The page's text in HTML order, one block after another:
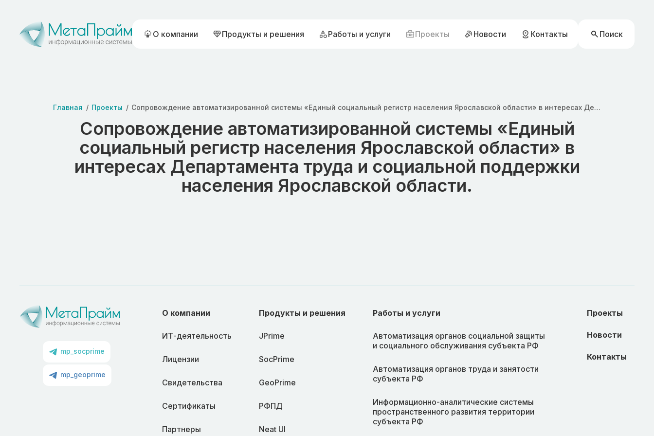
О компании Продукты и решения Работы и услуги Проекты Новости Контакты Поиск
Главная Проекты Сопровождение автоматизированной системы «Единый социальный регистр населения Ярославской области» в интересах Департамента труда и социальной поддержки населения Ярославской области.
Сопровождение автоматизированной системы «Единый
социальный регистр населения Ярославской области» в
интересах Департамента труда и социальной поддержки
населения Ярославской области.
mp_socprime
mp_geoprime
О компании
ИТ-деятельность
Лицензии
Свидетельства
Сертификаты
Партнеры
Продукты и решения
JPrime
SocPrime
GeoPrime
РФПД
Neat UI
Работы и услуги
Автоматизация органов социальной защиты
и социального обслуживания субъекта РФ
Автоматизация органов труда и занятости
субъекта РФ
Информационно-аналитические системы
пространственного развития территории
субъекта РФ
Проекты
Новости
Контакты